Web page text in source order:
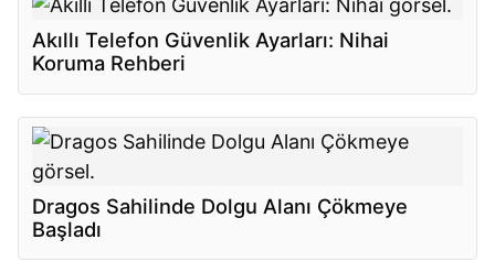
Akıllı Telefon Güvenlik Ayarları: Nihai
Koruma Rehberi
Dragos Sahilinde Dolgu Alanı Çökmeye
Başladı